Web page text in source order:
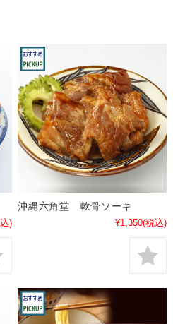
)
沖縄六角堂 軟骨ソーキ
¥1,350(税込)